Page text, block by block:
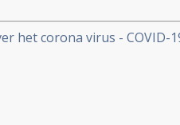
het corona virus - COVID-